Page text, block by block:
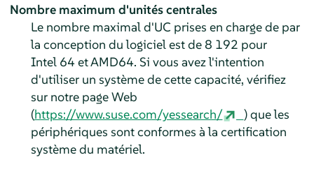
Nombre maximum d'unités centrales
Le nombre maximal d'UC prises en charge de par
la conception du logiciel est de 8 192 pour
Intel 64 et AMD64. Si vous avez l'intention
d'utiliser un système de cette capacité, vérifiez
sur notre page Web
(https://www.suse.com/yessearch/
) que les
périphériques sont conformes à la certification
système du matériel.